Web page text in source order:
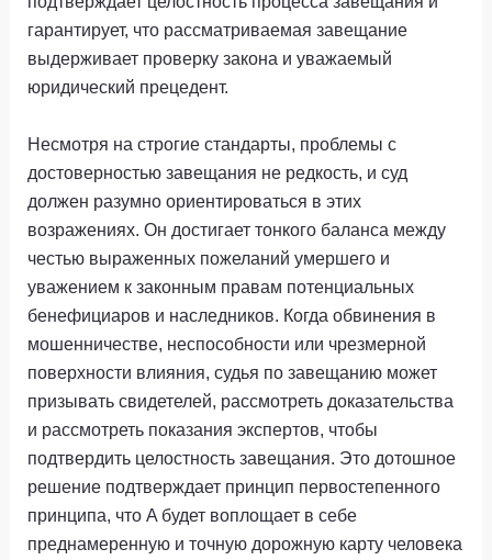
гарантирует, что рассматриваемая завещание
выдерживает проверку закона и уважаемый
юридический прецедент.
Несмотря на строгие стандарты, проблемы с
достоверностью завещания не редкость, и суд
должен разумно ориентироваться в этих
возражениях. Он достигает тонкого баланса между
честью выраженных пожеланий умершего и
уважением к законным правам потенциальных
бенефициаров и наследников. Когда обвинения в
мошенничестве, неспособности или чрезмерной
поверхности влияния, судья по завещанию может
призывать свидетелей, рассмотреть доказательства
и рассмотреть показания экспертов, чтобы
подтвердить целостность завещания. Это дотошное
решение подтверждает принцип первостепенного
принципа, что A будет воплощает в себе
преднамеренную и точную дорожную карту человека